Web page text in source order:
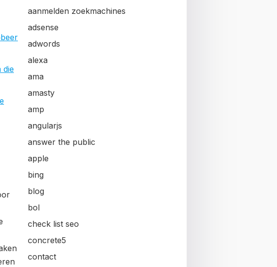
die
aanmelden zoekmachines
adsense
adwords
alexa
ama
amasty
amp
angularjs
answer the public
apple
bing
blog
bol
check list seo
concrete5
contact